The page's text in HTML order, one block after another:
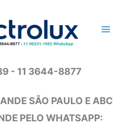
- 11 3644-8877
SÃO PAULO E ABC
PELO WHATSAPP: